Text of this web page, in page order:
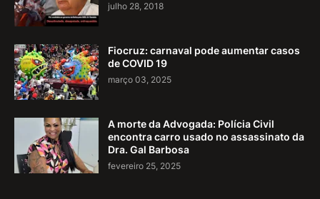
julho 28, 2018
Fiocruz: carnaval pode aumentar casos
de COVID 19
março 03, 2025
A morte da Advogada: Polícia Civil
encontra carro usado no assassinato da
Dra. Gal Barbosa
fevereiro 25, 2025